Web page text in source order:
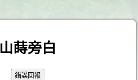
山蒔旁白